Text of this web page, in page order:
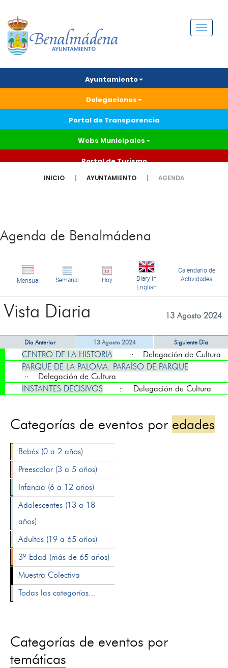
Menú
Ayuntamiento
Delegaciones
Portal de Transparencia
Webs Municipales
Portal de Turismo
INICIO AYUNTAMIENTO AGENDA
Agenda de Benalmádena
Mensual Semanal Hoy
Diary in
English
Calendario de
Actividades
Vista Diaria 13 Agosto 2024
Día Anterior 13 Agosto 2024 Siguiente Día
CENTRO DE LA HISTORIA
:: Delegación de Cultura
PARQUE DE LA PALOMA. PARAÍSO DE PARQUE
:: Delegación de Cultura
INSTANTES DECISIVOS
:: Delegación de Cultura
Categorías de eventos por edades
Bebés (0 a 2 años)
Preescolar (3 a 5 años)
Infancia (6 a 12 años)
Adolescentes (13 a 18
años)
Adultos (19 a 65 años)
3ª Edad (más de 65 años)
Muestra Colectiva
Todas las categorías...
Categorías de eventos por
temáticas